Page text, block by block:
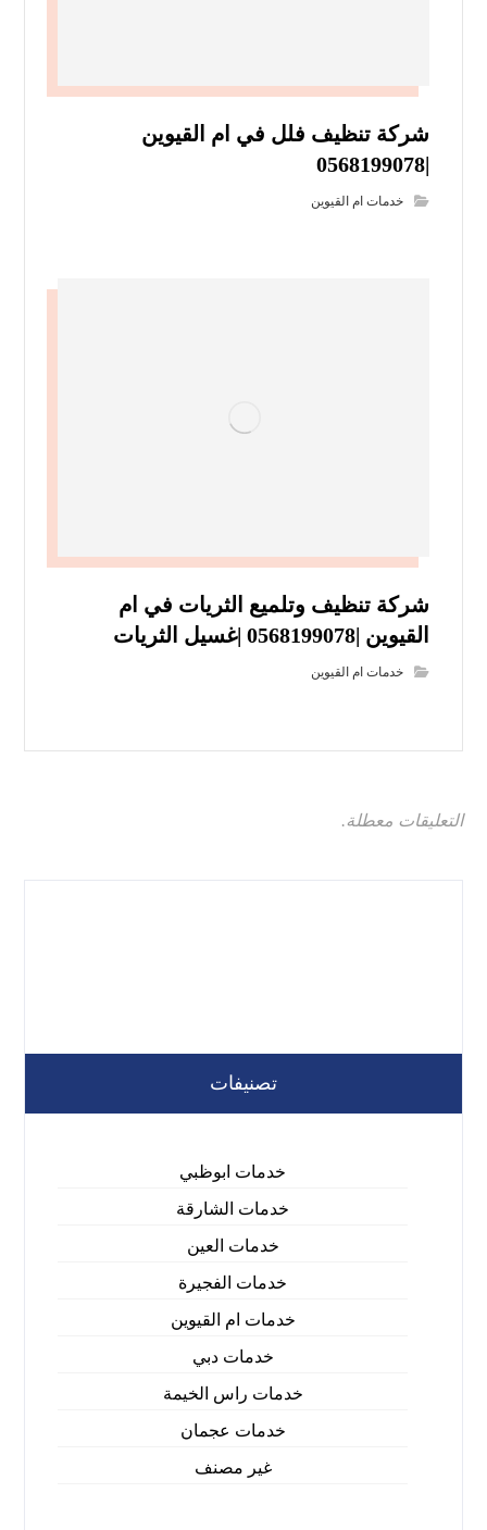
شركة تنظيف فلل في ام القيوين
|0568199078
خدمات ام القيوين
شركة تنظيف وتلميع الثريات في ام
القيوين |0568199078 |غسيل الثريات
خدمات ام القيوين
التعليقات معطلة.
تصنيفات
خدمات ابوظبي
خدمات الشارقة
خدمات العين
خدمات الفجيرة
خدمات ام القيوين
خدمات دبي
خدمات راس الخيمة
خدمات عجمان
غير مصنف